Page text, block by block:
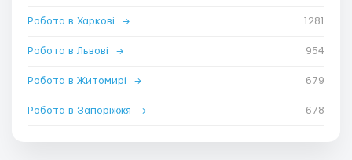
Робота в Харкові → 1281
Робота в Львові → 954
Робота в Житомирі → 679
Робота в Запоріжжя → 678